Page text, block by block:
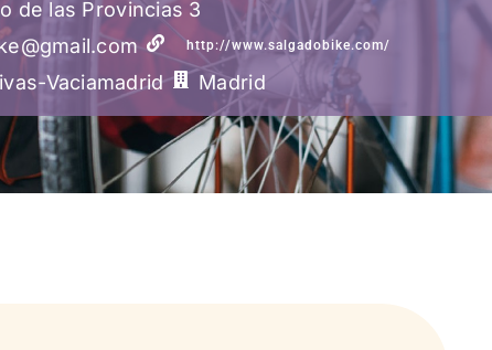
de las Provincias 3
http://www.salgadobike.com/
Vaciamadrid Madrid